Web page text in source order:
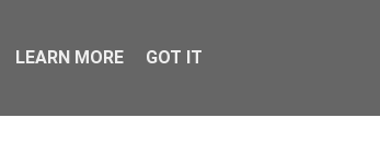
LEARN MORE GOT IT